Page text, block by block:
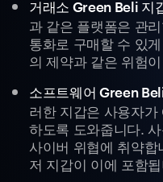
거래소 Green Beli 지
과 같은 플랫폼은 관
통화로 구매할 수 있
의 제약과 같은 위험
소프트웨어 Green
러한 지갑은 사용자가
하도록 도와줍니다.
사이버 위협에 취약
저 지갑이 이에 포함